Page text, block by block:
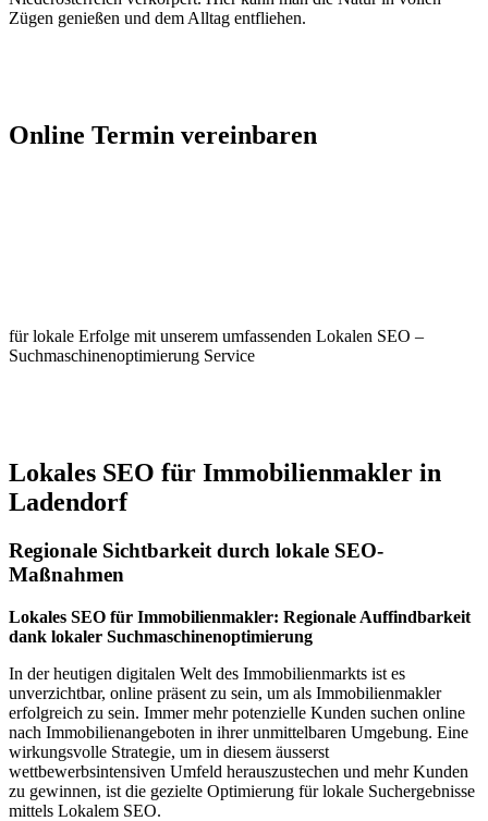
Zügen genießen und dem Alltag entfliehen.
Online Termin vereinbaren
für lokale Erfolge mit unserem umfassenden Lokalen SEO –
Suchmaschinenoptimierung Service
Lokales SEO für Immobilienmakler in
Ladendorf
Regionale Sichtbarkeit durch lokale SEO-
Maßnahmen
Lokales SEO für Immobilienmakler: Regionale Auffindbarkeit
dank lokaler Suchmaschinenoptimierung
In der heutigen digitalen Welt des Immobilienmarkts ist es
unverzichtbar, online präsent zu sein, um als Immobilienmakler
erfolgreich zu sein. Immer mehr potenzielle Kunden suchen online
nach Immobilienangeboten in ihrer unmittelbaren Umgebung. Eine
wirkungsvolle Strategie, um in diesem äusserst
wettbewerbsintensiven Umfeld herauszustechen und mehr Kunden
zu gewinnen, ist die gezielte Optimierung für lokale Suchergebnisse
mittels Lokalem SEO.